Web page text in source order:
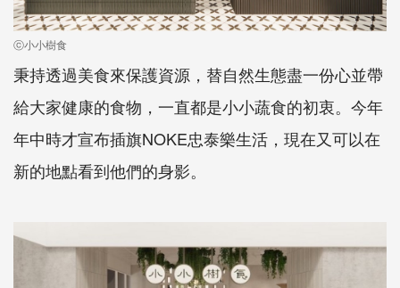
ⓒ小小樹食
秉持透過美食來保護資源，替自然生態盡一份心並帶
給大家健康的食物，一直都是小小蔬食的初衷。今年
年中時才宣布插旗NOKE忠泰樂生活，現在又可以在
新的地點看到他們的身影。